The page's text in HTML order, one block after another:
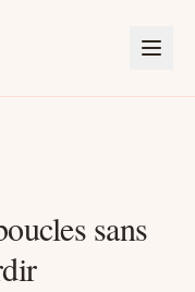
sans